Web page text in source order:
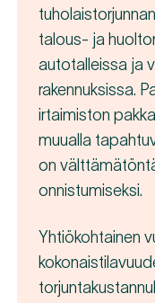
talous- ja
autotalleissa ja
rakennuksissa.
irtaimiston
muualla
on
onnistumiseksi.
Yhtiökohtainen